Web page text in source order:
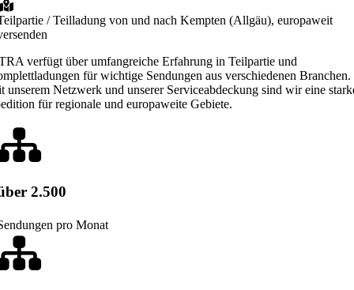
/ Teilladung von und nach Kempten (Allgäu), europaweit
verfügt über umfangreiche Erfahrung in Teilpartie und
für wichtige Sendungen aus verschiedenen Branchen.
unserem Netzwerk und unserer Serviceabdeckung sind wir eine
für regionale und europaweite Gebiete.
2.500
pro Monat